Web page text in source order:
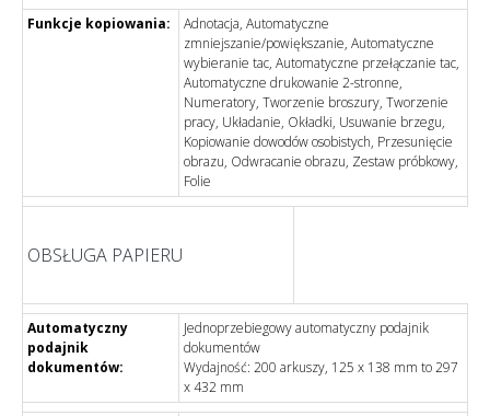
Funkcje kopiowania:
Adnotacja, Automatyczne
zmniejszanie/powiększanie, Automatyczne
wybieranie tac, Automatyczne przełączanie tac,
Automatyczne drukowanie 2-stronne,
Numeratory, Tworzenie broszury, Tworzenie
pracy, Układanie, Okładki, Usuwanie brzegu,
Kopiowanie dowodów osobistych, Przesunięcie
obrazu, Odwracanie obrazu, Zestaw próbkowy,
Folie
OBSŁUGA PAPIERU
Automatyczny
podajnik
dokumentów:
Jednoprzebiegowy automatyczny podajnik
dokumentów
Wydajność: 200 arkuszy, 125 x 138 mm to 297
x 432 mm